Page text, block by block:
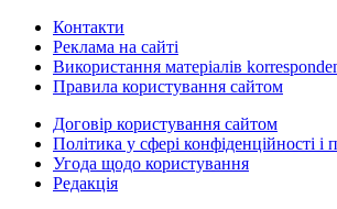
Контакти
Реклама на сайті
Використання матеріалів
Правила користування сайтом
Договір користування сайтом
Політика у сфері конфіденційності
Угода щодо користування
Редакція